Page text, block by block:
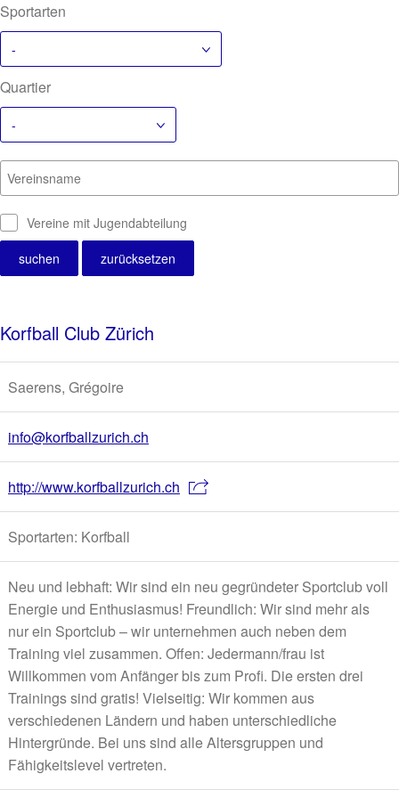
Sportarten
-
Quartier
-
Vereinsname
Vereine mit Jugendabteilung
Korfball Club Zürich
Saerens, Grégoire
info@korfballzurich.ch
http://www.korfballzurich.ch
Sportarten: Korfball
Neu und lebhaft: Wir sind ein neu gegründeter Sportclub voll
Energie und Enthusiasmus! Freundlich: Wir sind mehr als
nur ein Sportclub – wir unternehmen auch neben dem
Training viel zusammen. Offen: Jedermann/frau ist
Willkommen vom Anfänger bis zum Profi. Die ersten drei
Trainings sind gratis! Vielseitig: Wir kommen aus
verschiedenen Ländern und haben unterschiedliche
Hintergründe. Bei uns sind alle Altersgruppen und
Fähigkeitslevel vertreten.